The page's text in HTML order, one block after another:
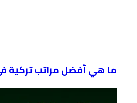
ما هي أفضل مراتب تركية